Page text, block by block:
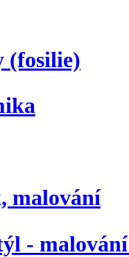
(fosilie)
malování
-